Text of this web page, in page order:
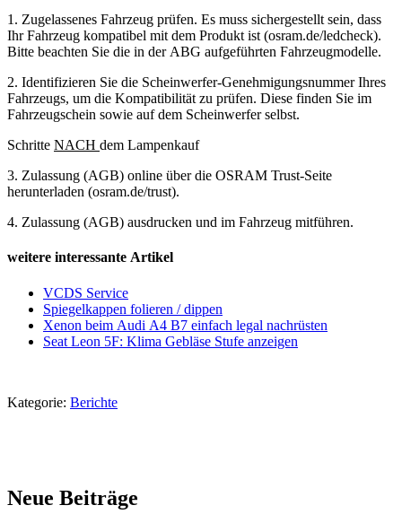
1. Zugelassenes Fahrzeug prüfen. Es muss sichergestellt sein, dass
Ihr Fahrzeug kompatibel mit dem Produkt ist (osram.de/ledcheck).
Bitte beachten Sie die in der ABG aufgeführten Fahrzeugmodelle.
2. Identifizieren Sie die Scheinwerfer-Genehmigungsnummer Ihres
Fahrzeugs, um die Kompatibilität zu prüfen. Diese finden Sie im
Fahrzeugschein sowie auf dem Scheinwerfer selbst.
Schritte NACH dem Lampenkauf
3. Zulassung (AGB) online über die OSRAM Trust-Seite
herunterladen (osram.de/trust).
4. Zulassung (AGB) ausdrucken und im Fahrzeug mitführen.
weitere interessante Artikel
VCDS Service
Spiegelkappen folieren / dippen
Xenon beim Audi A4 B7 einfach legal nachrüsten
Seat Leon 5F: Klima Gebläse Stufe anzeigen
Kategorie: Berichte
Neue Beiträge